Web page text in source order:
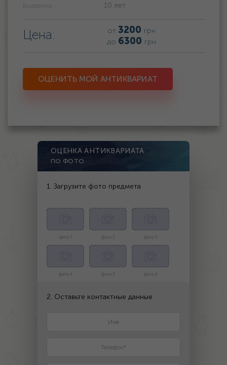
Выдержка: 10 лет
Цена: от 3200 грн
до 6300 грн
ОЦЕНИТЬ МОЙ АНТИКВАРИАТ
ОЦЕНКА АНТИКВАРИАТА
ПО ФОТО
1. Загрузите фото предмета
фото 1 фото 2 фото 3
фото 4 фото 5 фото 6
2. Оставьте контактные данные